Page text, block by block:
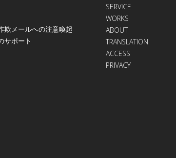
欺メールへの注意喚起
サポート
SERVICE
WORKS
ABOUT
TRANSLATION
ACCESS
PRIVACY